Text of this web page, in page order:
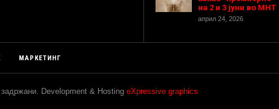
на 2 и 3 јуни во МНТ
април 24, 2026
МАРКЕТИНГ
Development & Hosting eXpressive graphics